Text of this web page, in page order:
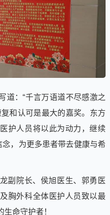
道：“千言万语道不尽感激之
和认可是最大的嘉奖。东方
护人员将以此为动力，继续
念，为更多患者带去健康与希
副院长、侯旭医生、郭勇医
胸外科全体医护人员致以最
命守护者！